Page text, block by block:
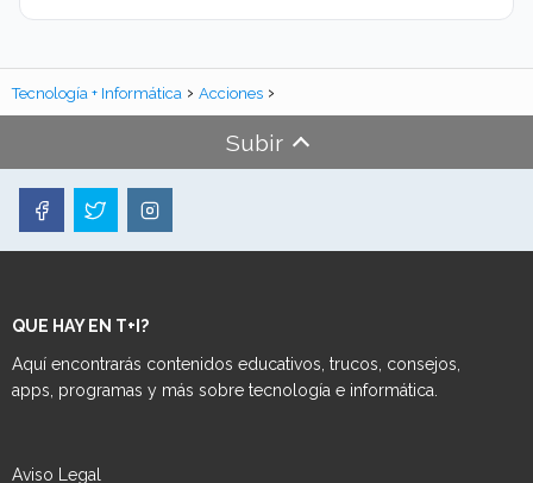
Tecnología + Informática Acciones
Subir
QUE HAY EN T+I?
Aquí encontrarás contenidos educativos, trucos, consejos,
apps, programas y más sobre tecnología e informática.
Aviso Legal